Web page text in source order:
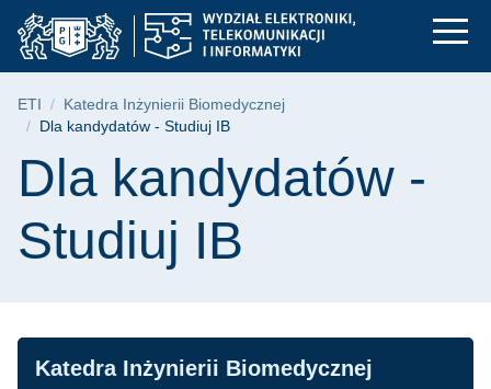
Przejdź
do
menu
Przejdź
do
wyszukiwarki
Przejdź
do
treści
Dla kandydatów -
Ścieżka nawigacyjna
ETI
Katedra Inżynierii Biomedycznej
Dla kandydatów - Studiuj IB
Treść strony
Dla kandydatów -
Studiuj IB
Nawigacja
Katedra Inżynierii Biomedycznej